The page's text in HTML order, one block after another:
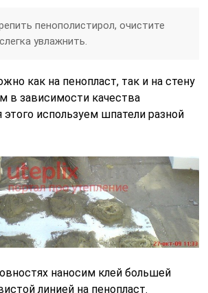
пенополистирол, очистите
увлажнить.
как на пенопласт, так и на стену
в зависимости качества
этого используем шпатели разной
наносим клей большей
линией на пенопласт.